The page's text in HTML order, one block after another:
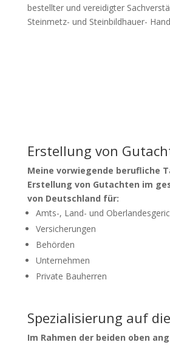
bestellter und vereidigter
Steinmetz- und Steinbildhauer-
Erstellung von
Meine vorwiegende berufliche
Erstellung von Gutachten im
von Deutschland für:
Amts-, Land- und
Versicherungen
Behörden
Unternehmen
Private Bauherren
Spezialisierung auf
Im Rahmen der beiden oben